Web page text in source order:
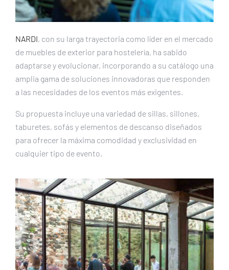
NARDI, con su larga trayectoria como líder en el mercado
de muebles de exterior para hostelería, ha sabido
adaptarse y evolucionar, incorporando a su catálogo una
amplia gama de soluciones innovadoras que responden
a las necesidades de los eventos más exigentes.
Su propuesta incluye una variedad de sillas, sillones,
taburetes, sofás y elementos de descanso diseñados
para ofrecer la máxima comodidad y exclusividad en
cualquier tipo de evento.